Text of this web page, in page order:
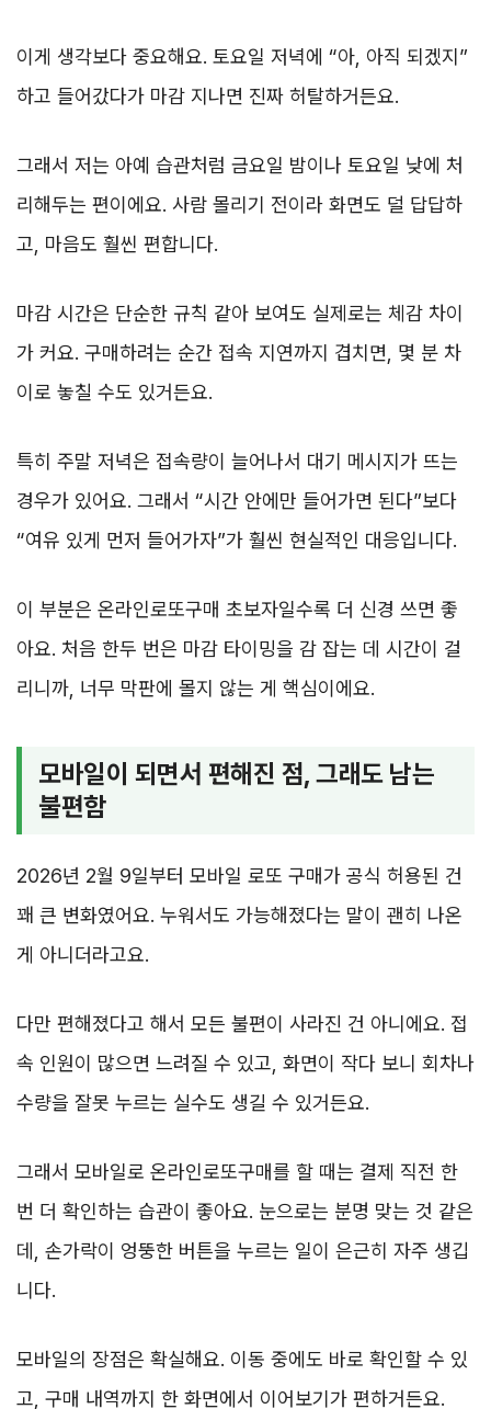
이게 생각보다 중요해요. 토요일 저녁에 “아, 아직 되겠지”
하고 들어갔다가 마감 지나면 진짜 허탈하거든요.
그래서 저는 아예 습관처럼 금요일 밤이나 토요일 낮에 처
리해두는 편이에요. 사람 몰리기 전이라 화면도 덜 답답하
고, 마음도 훨씬 편합니다.
마감 시간은 단순한 규칙 같아 보여도 실제로는 체감 차이
가 커요. 구매하려는 순간 접속 지연까지 겹치면, 몇 분 차
이로 놓칠 수도 있거든요.
특히 주말 저녁은 접속량이 늘어나서 대기 메시지가 뜨는
경우가 있어요. 그래서 “시간 안에만 들어가면 된다”보다
“여유 있게 먼저 들어가자”가 훨씬 현실적인 대응입니다.
이 부분은 온라인로또구매 초보자일수록 더 신경 쓰면 좋
아요. 처음 한두 번은 마감 타이밍을 감 잡는 데 시간이 걸
리니까, 너무 막판에 몰지 않는 게 핵심이에요.
모바일이 되면서 편해진 점, 그래도 남는
불편함
2026년 2월 9일부터 모바일 로또 구매가 공식 허용된 건
꽤 큰 변화였어요. 누워서도 가능해졌다는 말이 괜히 나온
게 아니더라고요.
다만 편해졌다고 해서 모든 불편이 사라진 건 아니에요. 접
속 인원이 많으면 느려질 수 있고, 화면이 작다 보니 회차나
수량을 잘못 누르는 실수도 생길 수 있거든요.
그래서 모바일로 온라인로또구매를 할 때는 결제 직전 한
번 더 확인하는 습관이 좋아요. 눈으로는 분명 맞는 것 같은
데, 손가락이 엉뚱한 버튼을 누르는 일이 은근히 자주 생깁
니다.
모바일의 장점은 확실해요. 이동 중에도 바로 확인할 수 있
고, 구매 내역까지 한 화면에서 이어보기가 편하거든요.